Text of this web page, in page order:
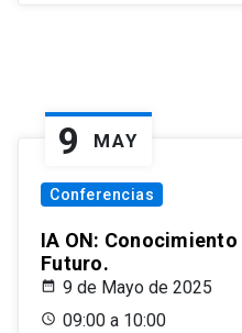
9 MAY
Conferencias
IA ON:
Futuro.
9 de Mayo de 2025
09:00 a 10:00